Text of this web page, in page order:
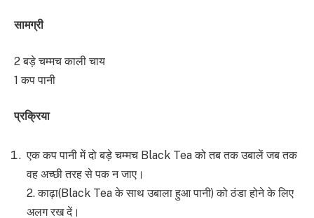
सामग्री
2 बड़े चम्मच काली चाय
1 कप पानी
प्रक्रिया
एक कप पानी में दो बड़े चम्मच Black Tea को तब तक उबालें जब तक
वह अच्छी तरह से पक न जाए।
2. काढ़ा(Black Tea के साथ उबाला हुआ पानी) को ठंडा होने के लिए
अलग रख दें।